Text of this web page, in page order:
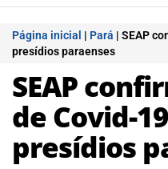
Página inicial | Pará | SEAP
presídios paraenses
SEAP
de Covid-
presídios